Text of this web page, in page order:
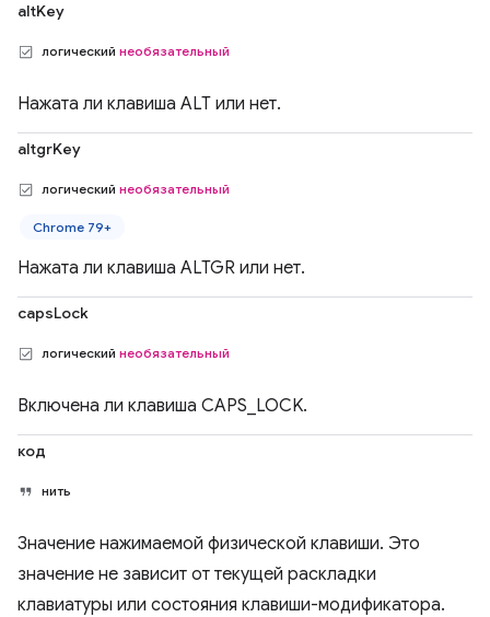
altKey
логический необязательный
Нажата ли клавиша ALT или нет.
altgrKey
логический необязательный
Chrome 79+
Нажата ли клавиша ALTGR или нет.
capsLock
логический необязательный
Включена ли клавиша CAPS_LOCK.
код
нить
Значение нажимаемой физической клавиши. Это
значение не зависит от текущей раскладки
клавиатуры или состояния клавиши-модификатора.